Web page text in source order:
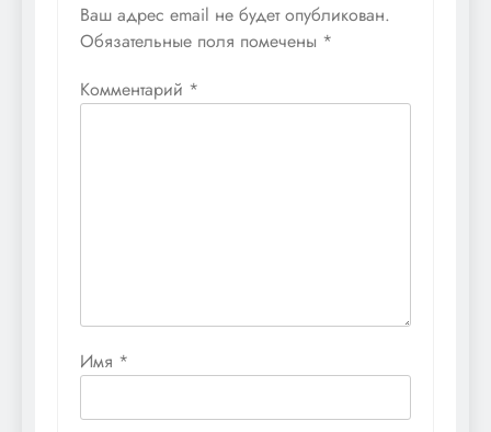
Ваш адрес email не будет опубликован.
Обязательные поля помечены *
Комментарий *
Имя *